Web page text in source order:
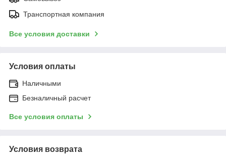
Транспортная компания
Все условия доставки
Условия оплаты
Наличными
Безналичный расчет
Все условия оплаты
Условия возврата